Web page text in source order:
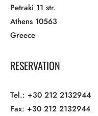
Petraki 11 str.
Athens 10563
Greece
RESERVATION
Tel.: +30 212 2132944
Fax: +30 212 2132944